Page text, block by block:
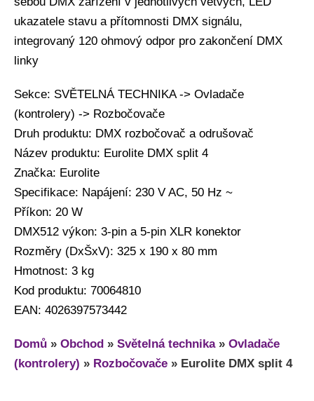
ukazatele stavu a přítomnosti DMX signálu,
integrovaný 120 ohmový odpor pro zakončení DMX
linky
Sekce: SVĚTELNÁ TECHNIKA -> Ovladače
(kontrolery) -> Rozbočovače
Druh produktu: DMX rozbočovač a odrušovač
Název produktu: Eurolite DMX split 4
Značka: Eurolite
Specifikace: Napájení: 230 V AC, 50 Hz ~
Příkon: 20 W
DMX512 výkon: 3-pin a 5-pin XLR konektor
Rozměry (DxŠxV): 325 x 190 x 80 mm
Hmotnost: 3 kg
Kod produktu: 70064810
EAN: 4026397573442
Domů » Obchod » Světelná technika» Ovladače
(kontrolery) » Rozbočovače » Eurolite DMX split 4